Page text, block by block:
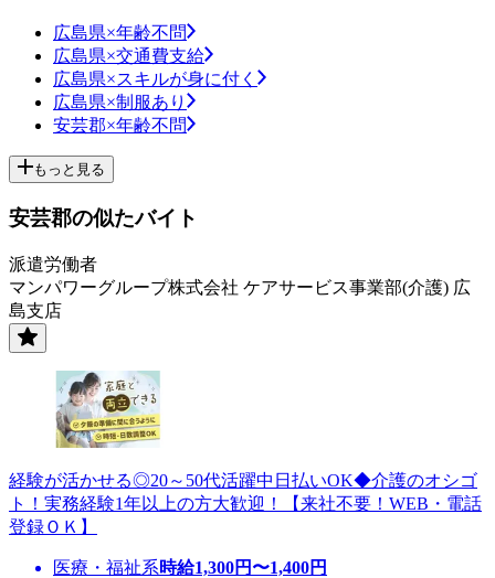
広島県×年齢不問
広島県×交通費支給
広島県×スキルが身に付く
広島県×制服あり
安芸郡×年齢不問
もっと見る
安芸郡の似たバイト
派遣労働者
マンパワーグループ株式会社 ケアサービス事業部(介護) 広
島支店
経験が活かせる◎20～50代活躍中日払いOK◆介護のオシゴ
ト！実務経験1年以上の方大歓迎！【来社不要！WEB・電話
登録ＯＫ】
医療・福祉系時給1,300円〜1,400円